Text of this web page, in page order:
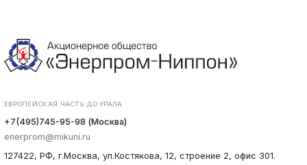
ЕВРОПЕЙСКАЯ ЧАСТЬ ДО УРАЛА
+7(495)745-95-98 (Москва)
enerprom@mikuni.ru
127422, РФ, г.Москва, ул.Костякова, 12, строение 2, офис 301.